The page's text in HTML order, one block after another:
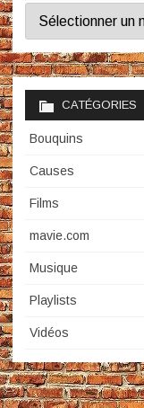
Archives
CATÉGORIES
Bouquins
Causes
Films
mavie.com
Musique
Playlists
Vidéos